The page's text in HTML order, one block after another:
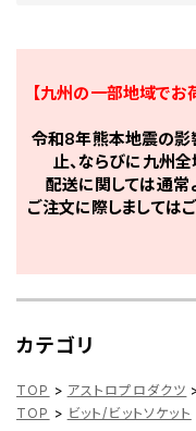
【九州の一部地域で
令和8年熊本地震の影
止、ならびに九州
配送に関しては通常
ご注文に際しましては
カテゴリ
TOP > アストロプロダクツ
TOP > ビット/ビットソケット